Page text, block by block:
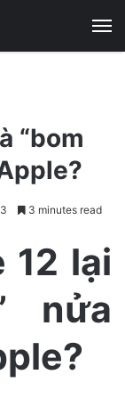
“bom
3 minutes read
12 lại
nửa